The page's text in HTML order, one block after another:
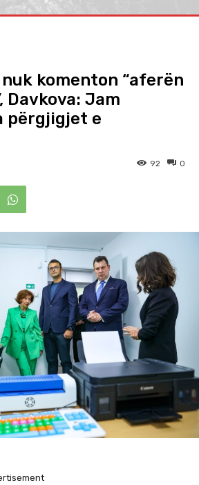
komenton “aferën
Davkova: Jam
përgjigjet e
0
92